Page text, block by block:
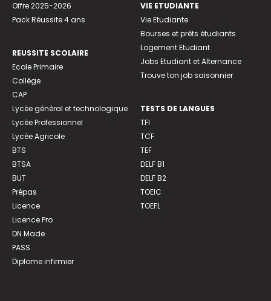
Offre 2025-2026
Pack Réussite 4 ans
REUSSITE SCOLAIRE
Ecole Primaire
Collège
CAP
Lycée général et technologique
Lycée Professionnel
Lycée Agricole
BTS
BTSA
BUT
Prépas
Licence
Licence Pro
DN Made
PASS
Diplome infirmier
VIE ETUDIANTE
Vie Etudiante
Bourses et prêts étudiants
Logement Etudiant
Jobs Etudiant et Alternance
Trouve ton job saisonnier
TESTS DE LANGUES
TFI
TCF
TEF
DELF B1
DELF B2
TOEIC
TOEFL